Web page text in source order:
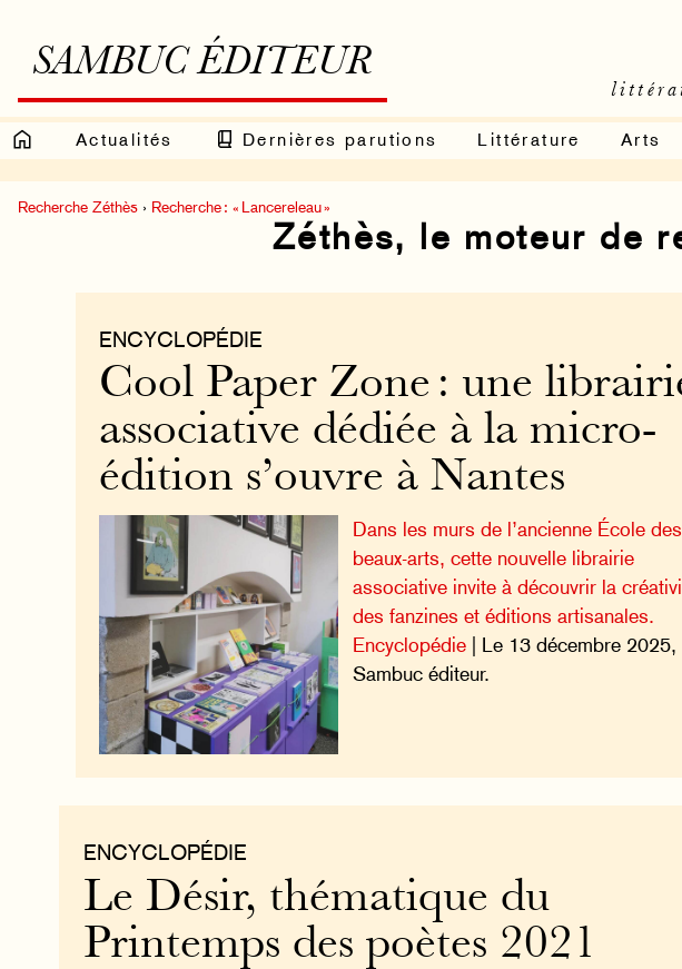
SAMBUC ÉDITEUR
Actualités Dernières parutions Littérature Arts
Recherche Zéthès › Recherche : « Lancereleau »
Zéthès, le moteur de
ENCYCLOPÉDIE
Cool Paper Zone : une
associative dédiée à la micro-
édition s’ouvre à Nantes
Dans les murs de l’ancienne École des
beaux-arts, cette nouvelle librairie
associative invite à découvrir la
des fanzines et éditions artisanales.
Encyclopédie | Le 13 décembre 2025,
Sambuc éditeur.
ENCYCLOPÉDIE
Le Désir, thématique du
Printemps des poètes 2021